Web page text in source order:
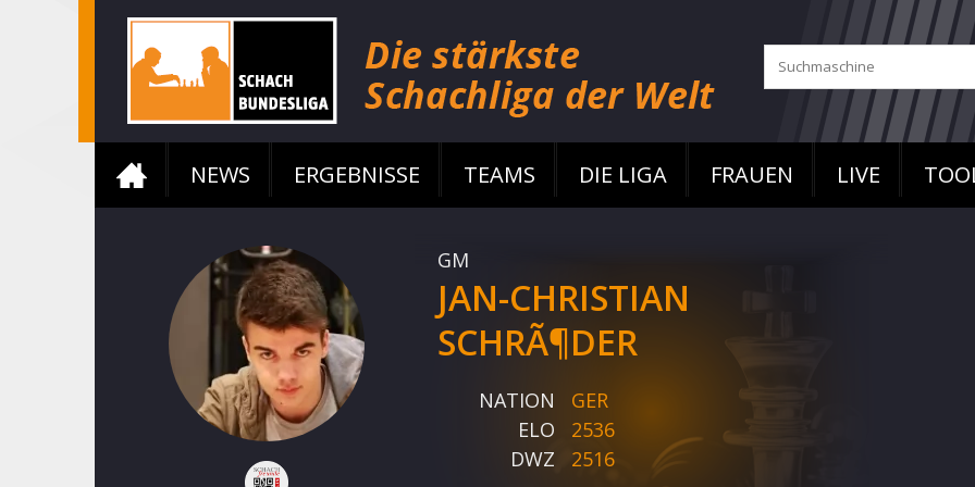
NEWS ERGEBNISSE TEAMS DIE LIGA FRAUEN LIVE
GM
JAN-CHRISTIAN
SCHRÃ¶DER
NATION
GER
ELO
2536
DWZ
2516